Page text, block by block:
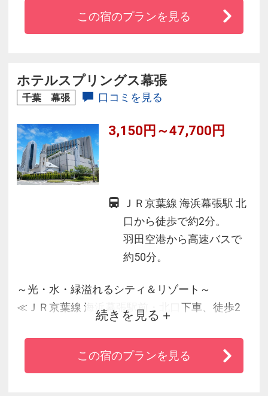
性及びグループを中心にリーズナブルな価格で
お客様満足度の向上の為に最高の笑顔でサポー
この宿のプランを見る
ホテルスプリングス幕張
千葉 幕張 口コミを見る
3,150円～47,700円
ＪＲ京葉線 海浜幕張駅 北
口から徒歩で約2分。
羽田空港から高速バスで
約50分。
～光・水・緑溢れるシティ＆リゾート～
≪ＪＲ京葉線 海浜幕張駅前・北口下車、徒歩2
★幕張メッセへは徒歩10分と徒歩圏内の好アク
続きを見る
この宿のプランを見る